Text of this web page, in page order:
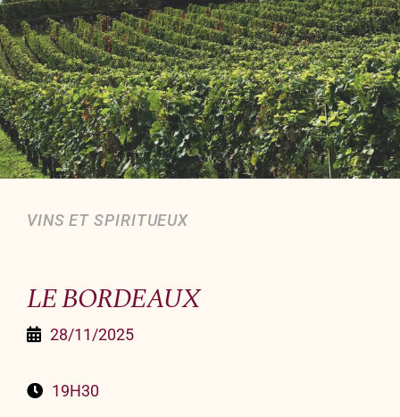
Organiser un événement
Offrir un bon cadeau
Nous contacter
NOUS CONTACTER
VINS ET SPIRITUEUX
LE BORDEAUX
28/11/2025
19H30